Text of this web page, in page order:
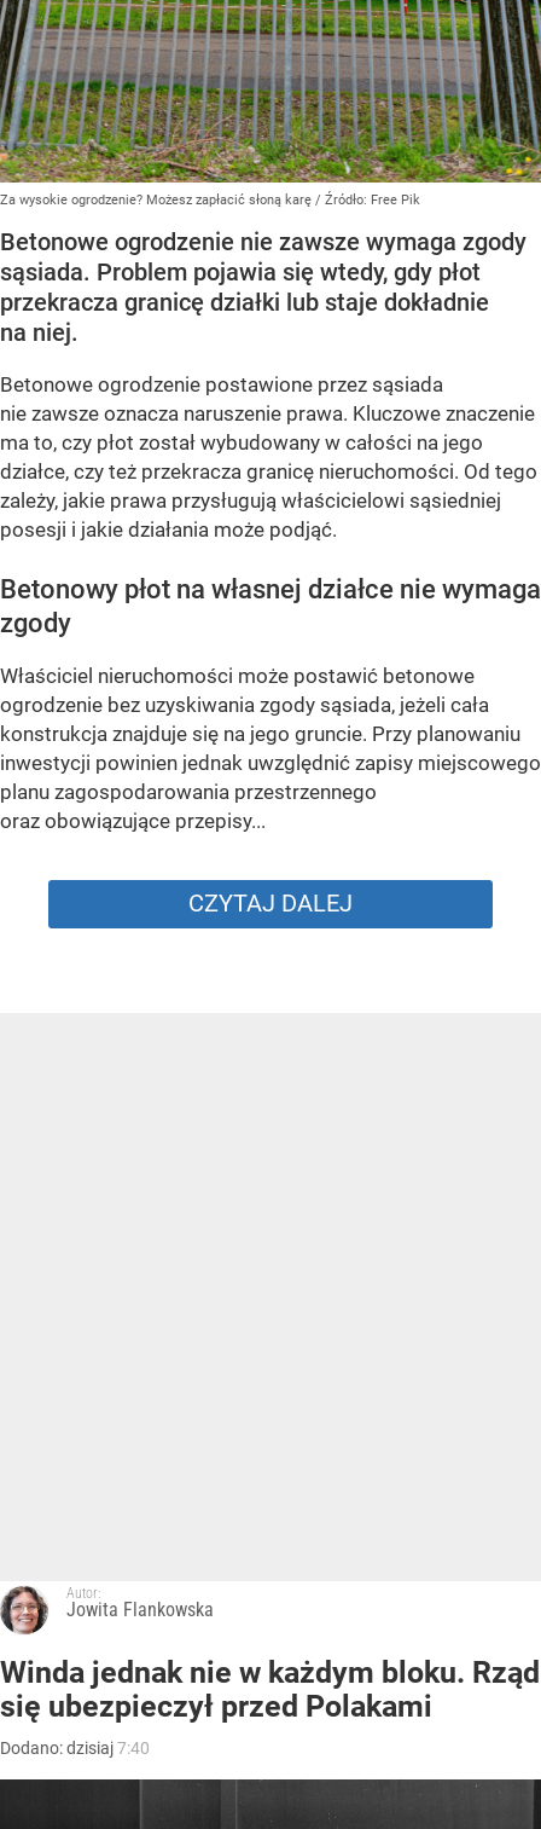
Za wysokie ogrodzenie? Możesz zapłacić słoną karę / Źródło: Free Pik
Betonowe ogrodzenie nie zawsze wymaga zgody
sąsiada. Problem pojawia się wtedy, gdy płot
przekracza granicę działki lub staje dokładnie
na niej.
Betonowe ogrodzenie postawione przez sąsiada
nie zawsze oznacza naruszenie prawa. Kluczowe znaczenie
ma to, czy płot został wybudowany w całości na jego
działce, czy też przekracza granicę nieruchomości. Od tego
zależy, jakie prawa przysługują właścicielowi sąsiedniej
posesji i jakie działania może podjąć.
Betonowy płot na własnej działce nie wymaga
zgody
Właściciel nieruchomości może postawić betonowe
ogrodzenie bez uzyskiwania zgody sąsiada, jeżeli cała
konstrukcja znajduje się na jego gruncie. Przy planowaniu
inwestycji powinien jednak uwzględnić zapisy miejscowego
planu zagospodarowania przestrzennego
oraz obowiązujące przepisy...
CZYTAJ DALEJ
Autor:
Jowita Flankowska
Winda jednak nie w każdym bloku. Rząd
się ubezpieczył przed Polakami
Dodano:dzisiaj7:40